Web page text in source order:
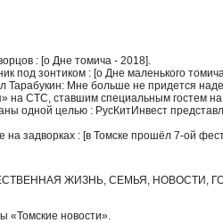
: [о Дне томича - 2018].
под зонтиком : [о Дне маленького
Тарабукин: Мне больше не придется
на СТС, ставшим специальным гостем
одной целью : РусКитИнвест
на задворках : [в Томске прошёл 7-ой
ЖИЗНЬ, СЕМЬЯ, НОВОСТИ,
«Томские новости».